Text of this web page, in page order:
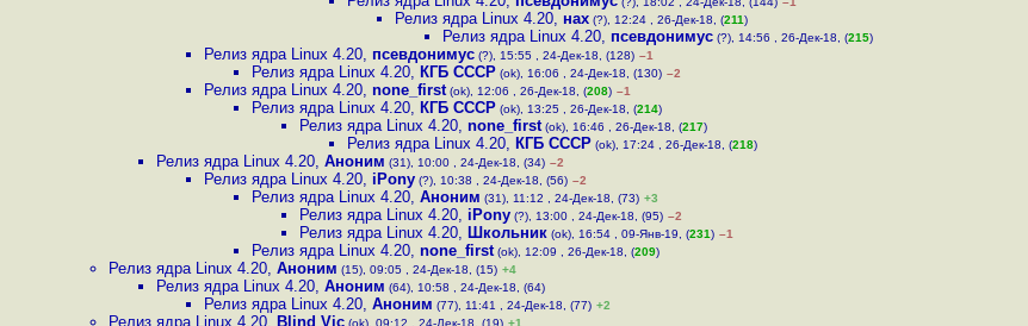
Релиз ядра Linux 4.20, нах (?), 12:24 , 26-Дек-18, (211)
Релиз ядра Linux 4.20, псевдонимус (?), 14:56 , 26-Дек-18, (215)
Релиз ядра Linux 4.20, псевдонимус (?), 15:55 , 24-Дек-18, (128) –1
Релиз ядра Linux 4.20, КГБ СССР (ok), 16:06 , 24-Дек-18, (130) –2
Релиз ядра Linux 4.20, none_first (ok), 12:06 , 26-Дек-18, (208) –1
Релиз ядра Linux 4.20, КГБ СССР (ok), 13:25 , 26-Дек-18, (214)
Релиз ядра Linux 4.20, none_first (ok), 16:46 , 26-Дек-18, (217)
Релиз ядра Linux 4.20, КГБ СССР (ok), 17:24 , 26-Дек-18, (218)
Релиз ядра Linux 4.20, Аноним (31), 10:00 , 24-Дек-18, (34) –2
Релиз ядра Linux 4.20, iPony (?), 10:38 , 24-Дек-18, (56) –2
Релиз ядра Linux 4.20, Аноним (31), 11:12 , 24-Дек-18, (73) +3
Релиз ядра Linux 4.20, iPony (?), 13:00 , 24-Дек-18, (95) –2
Релиз ядра Linux 4.20, Школьник (ok), 16:54 , 09-Янв-19, (231) –1
Релиз ядра Linux 4.20, none_first (ok), 12:09 , 26-Дек-18, (209)
Релиз ядра Linux 4.20, Аноним (15), 09:05 , 24-Дек-18, (15) +4
Релиз ядра Linux 4.20, Аноним (64), 10:58 , 24-Дек-18, (64)
Релиз ядра Linux 4.20, Аноним (77), 11:41 , 24-Дек-18, (77) +2
Релиз ядра Linux 4.20, Blind Vic (ok), 09:12 , 24-Дек-18, (19) +1